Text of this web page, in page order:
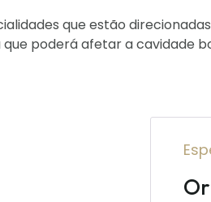
que estão direcionadas
poderá afetar a cavidade